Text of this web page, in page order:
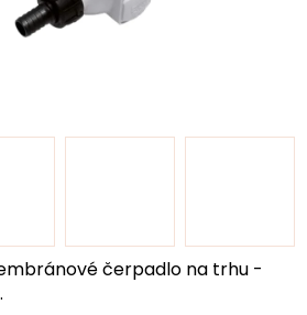
čerpadlo na trhu -